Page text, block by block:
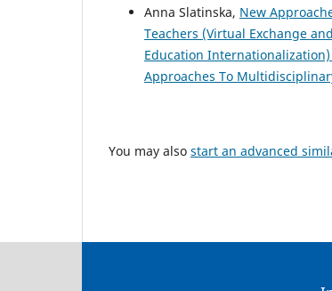
Anna Slatinska, New
Teachers (Virtual Exchange
Education Internationalization)
Approaches To
You may also start an advanced